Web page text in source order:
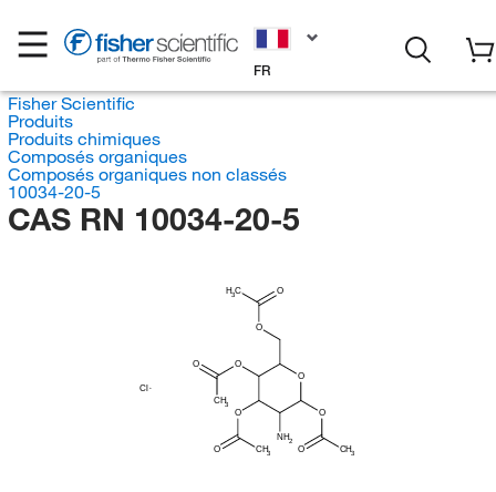
FR
Fisher Scientific
Produits
Produits chimiques
Composés organiques
Composés organiques non classés
10034-20-5
CAS RN 10034-20-5
Cl
H3C O
O
O
O
CH3
O
NH2
O
CH3
O
O
CH3
O